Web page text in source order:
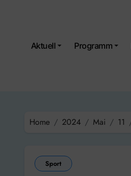
Aktuell Programm
Home 2024 Mai 11
Sport